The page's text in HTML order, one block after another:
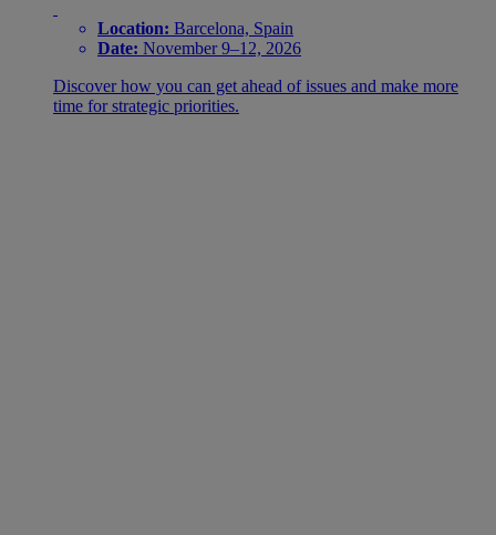
Location: Barcelona, Spain
Date: November 9–12, 2026
Discover how you can get ahead of issues and make more
time for strategic priorities.